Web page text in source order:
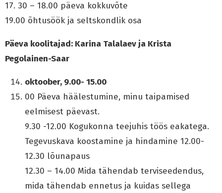
17. 30 – 18.00 päeva kokkuvõte
19.00 õhtusöök ja seltskondlik osa
Päeva koolitajad: Karina Talalaev ja Krista
Pegolainen-Saar
oktoober, 9.00- 15.00
00 Päeva häälestumine, minu taipamised
eelmisest päevast.
9.30 -12.00 Kogukonna teejuhis töös eakatega.
Tegevuskava koostamine ja hindamine 12.00-
12.30 lõunapaus
12.30 – 14.00 Mida tähendab terviseedendus,
mida tähendab ennetus ja kuidas sellega